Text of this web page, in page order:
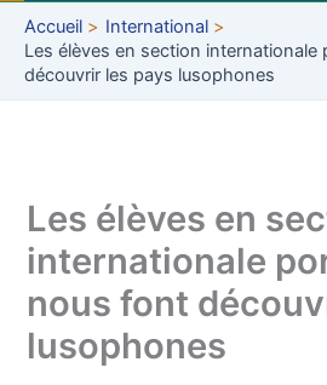
Accueil
International
Les élèves en section
découvrir les pays lusophones
Les élèves en
internationale
nous font
lusophones